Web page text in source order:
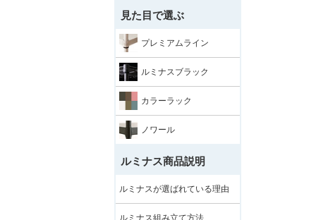
見た目で選ぶ
プレミアムライン
ルミナスブラック
カラーラック
ノワール
ルミナス商品説明
ルミナスが選ばれている理由
ルミナス組み立て方法